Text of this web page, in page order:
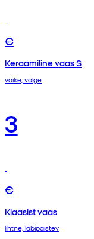
€
Keraamiline vaas S
väike, valge
3
€
Klaasist vaas
lihtne, läbipaistev